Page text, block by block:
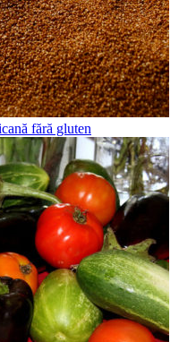
fără gluten